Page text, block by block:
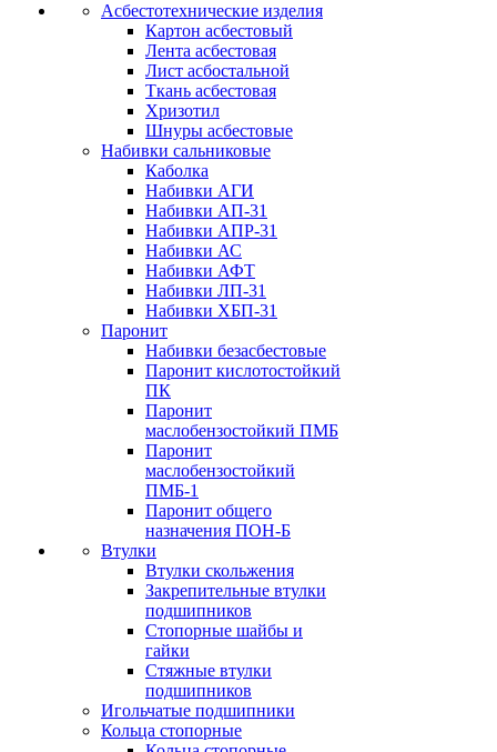
Асбестотехнические изделия
Картон асбестовый
Лента асбестовая
Лист асбостальной
Ткань асбестовая
Хризотил
Шнуры асбестовые
Набивки сальниковые
Каболка
Набивки АГИ
Набивки АП-31
Набивки АПР-31
Набивки АС
Набивки АФТ
Набивки ЛП-31
Набивки ХБП-31
Паронит
Набивки безасбестовые
Паронит кислотостойкий
ПК
Паронит
маслобензостойкий ПМБ
Паронит
маслобензостойкий
ПМБ-1
Паронит общего
назначения ПОН-Б
Втулки
Втулки скольжения
Закрепительные втулки
подшипников
Стопорные шайбы и
гайки
Стяжные втулки
подшипников
Игольчатые подшипники
Кольца стопорные